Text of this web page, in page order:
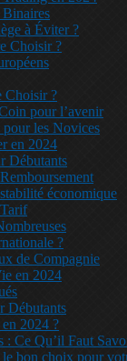
à Éviter ?
Choisir ?
Choisir ?
pour l’avenir
les Novices
en 2024
Débutants
économique
?
de Compagnie
en 2024
Débutants
2024 ?
: Ce Qu’il Faut
bon choix pour